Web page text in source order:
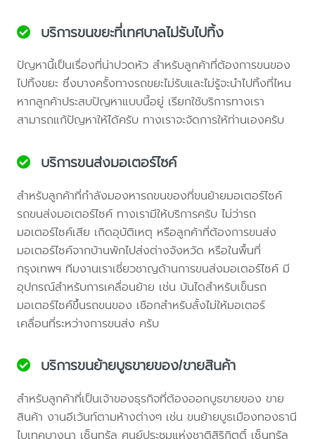
บริการขนขยะที่เทศบาลไม่รับไปทิ้ง
ปัญหานี้เป็นเรื่องที่น่าปวดหัว สำหรับลูกค้าที่ต้องการขนของ
ไปทิ้งขยะ ซึ่งบางครั้งทางรถขยะไม่รับและไม่รู้จะนำไปทิ้งที่ไหน
หากลูกค้าประสบปัญหาแบบนี้อยู่ เรียกใช้บริการทางเรา
สามารถแก้ปัญหาให้ได้ครับ ทางเราจะจัดการให้ท่านเองครับ
บริการขนส่งมอเตอร์ไซค์
สำหรับลูกค้าที่กำลังมองหารถขนของที่ขนย้ายมอเตอร์ไซค์
รถขนส่งมอเตอร์ไซค์ ทางเรามีให้บริการครับ ไม่ว่ารถ
มอเตอร์ไซค์เสีย เกิดอุบัติเหตุ หรือลูกค้าที่ต้องการขนส่ง
มอเตอร์ไซค์จากบ้านพักไปส่งต่างจังหวัด หรือในพื้นที่
กรุงเทพฯ ทีมงานเราเชี่ยวชาญด้านการขนส่งมอเตอร์ไซค์ มี
อุปกรณ์สำหรับการเคลื่อนย้าย เช่น บันไดสำหรับเข็นรถ
มอเตอร์ไซค์ขึ้นรถขนของ เชือกสำหรับลั้งไม่ให้มอเตอร์
เคลื่อนที่ระหว่างการขนส่ง ครับ
บริการขนย้ายบูธขายของ/ขายสินค้า
สำหรับลูกค้าที่เป็นเจ้าของธุรกิจที่ต้องออกบูธขายของ ขาย
สินค้า งานอีเว้นท์ตามห้างต่างๆ เช่น ขนย้ายบูธเมืองทองธานี
ไบเทคบางนา เซ็นทรัล ศูนย์ประชุมแห่งชาติสิริกิตติ์ เซ็นทรัล